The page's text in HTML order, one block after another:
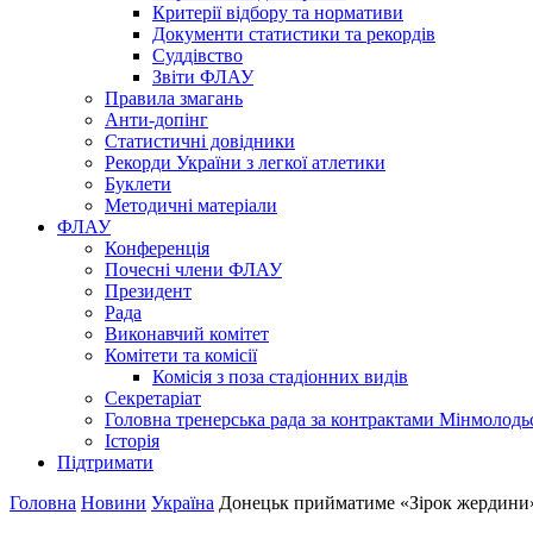
Критерії відбору та нормативи
Документи статистики та рекордів
Суддівство
Звіти ФЛАУ
Правила змагань
Анти-допінг
Статистичні довідники
Рекорди України з легкої атлетики
Буклети
Методичні матеріали
ФЛАУ
Конференція
Почесні члени ФЛАУ
Президент
Рада
Виконавчий комітет
Комітети та комісії
Комісія з поза стадіонних видів
Секретаріат
Головна тренерська рада за контрактами
Історія
Підтримати
Головна Новини Україна Донецьк прийматиме «Зірок